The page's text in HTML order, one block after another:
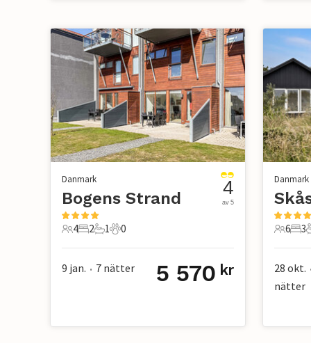
Danmark
Bogens Strand
4 Gäster
4
2 Sovrum
2
1 Badrum
1
0 Husdjur
0
4
av 5
9 jan. • 7 nätter 5 570 kr
Danmark
6
6
3
3
28 okt.
nätter